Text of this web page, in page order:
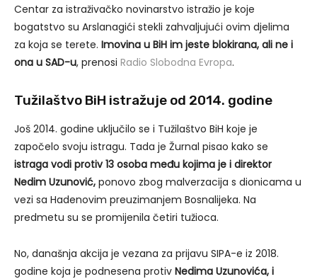
Centar za istraživačko novinarstvo istražio je koje
bogatstvo su Arslanagići stekli zahvaljujući ovim djelima
za koja se terete. Imovina u BiH im jeste blokirana, ali ne i
ona u SAD-u, prenosi Radio Slobodna Evropa.
Tužilaštvo BiH istražuje od 2014. godine
Još 2014. godine uključilo se i Tužilaštvo BiH koje je
započelo svoju istragu. Tada je Žurnal pisao kako se
istraga vodi protiv 13 osoba među kojima je i direktor
Nedim Uzunović, ponovo zbog malverzacija s dionicama u
vezi sa Hadenovim preuzimanjem Bosnalijeka. Na
predmetu su se promijenila četiri tužioca.
No, današnja akcija je vezana za prijavu SIPA-e iz 2018.
godine koja je podnesena protiv Nedima Uzunovića, i